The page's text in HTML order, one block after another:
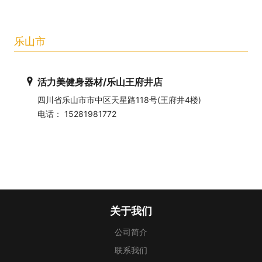
乐山市
活力美健身器材/乐山王府井店
四川省乐山市市中区天星路118号(王府井4楼)
电话： 15281981772
关于我们
公司简介
联系我们